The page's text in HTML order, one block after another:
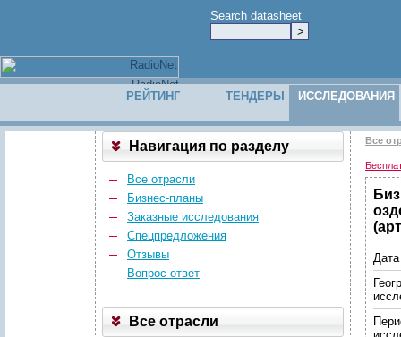
Search datasheet
РЕЙТИНГ ТЕНДЕРЫ ИССЛЕДОВАНИЯ
Навигация по разделу
Все отрасли
Бизнес-планы
Заказные исследования
Спецпредложения
Отзывы
Вопрос-ответ
Все отрасли
Все